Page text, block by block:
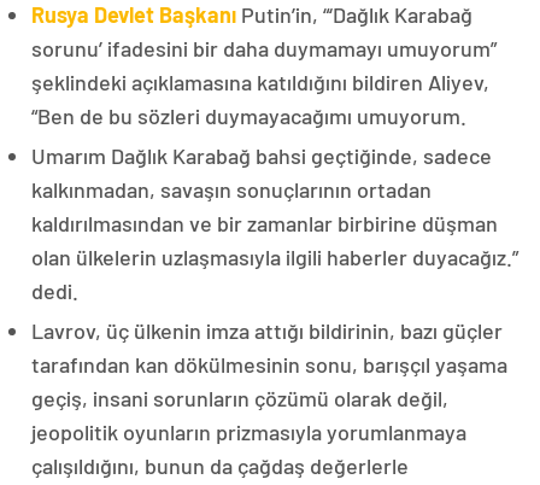
Rusya Devlet Başkanı Putin’in, “‘Dağlık Karabağ
sorunu’ ifadesini bir daha duymamayı umuyorum”
şeklindeki açıklamasına katıldığını bildiren Aliyev,
“Ben de bu sözleri duymayacağımı umuyorum.
Umarım Dağlık Karabağ bahsi geçtiğinde, sadece
kalkınmadan, savaşın sonuçlarının ortadan
kaldırılmasından ve bir zamanlar birbirine düşman
olan ülkelerin uzlaşmasıyla ilgili haberler duyacağız.”
dedi.
Lavrov, üç ülkenin imza attığı bildirinin, bazı güçler
tarafından kan dökülmesinin sonu, barışçıl yaşama
geçiş, insani sorunların çözümü olarak değil,
jeopolitik oyunların prizmasıyla yorumlanmaya
çalışıldığını, bunun da çağdaş değerlerle